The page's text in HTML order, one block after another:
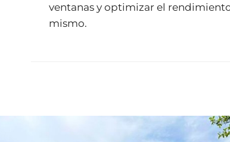
ventanas y optimizar el
mismo.